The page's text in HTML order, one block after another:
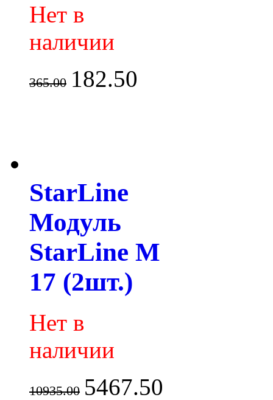
Нет в
наличии
365.00 182.50
StarLine
Модуль
StarLine M
17 (2шт.)
Нет в
наличии
10935.00 5467.50